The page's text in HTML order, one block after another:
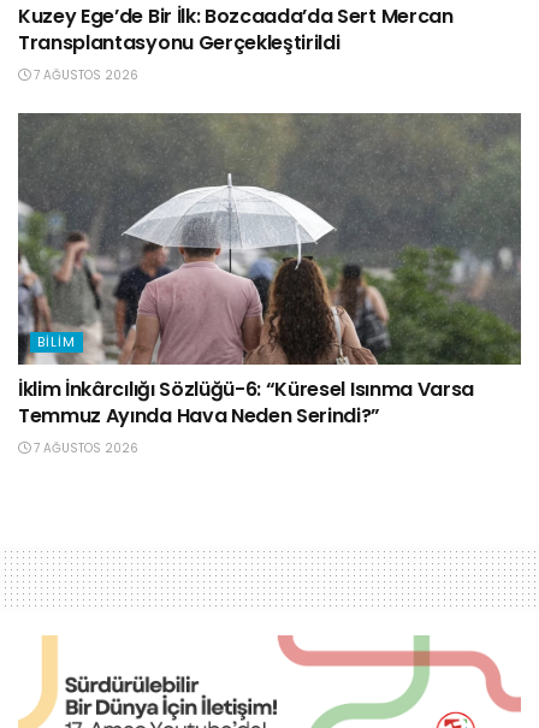
Kuzey Ege’de Bir İlk: Bozcaada’da Sert Mercan
Transplantasyonu Gerçekleştirildi
7 AĞUSTOS 2026
BILIM
İklim İnkârcılığı Sözlüğü-6: “Küresel Isınma Varsa
Temmuz Ayında Hava Neden Serindi?”
7 AĞUSTOS 2026